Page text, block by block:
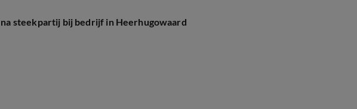
steekpartij bij bedrijf in Heerhugowaard